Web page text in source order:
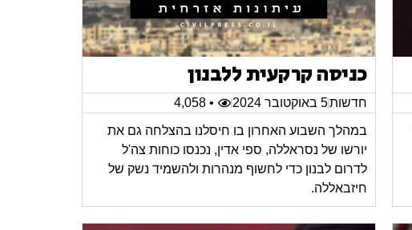
כניסה קרקעית ללבנון
חדשות5 באוקטובר 2024 • 4,058
במהלך השבוע האחרון בו חיסלנו בהצלחה גם את
יורשו של נסראללה, ספי אדין, נכנסו כוחות צה'ל
לדרום לבנון כדי לחשוף מנהרות ולהשמיד נשק של
חיזבאללה.